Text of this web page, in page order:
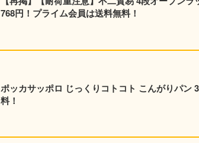
768円！プライム会員は送料無料！
ポッカサッポロ じっくりコトコト こんがりパン
料！